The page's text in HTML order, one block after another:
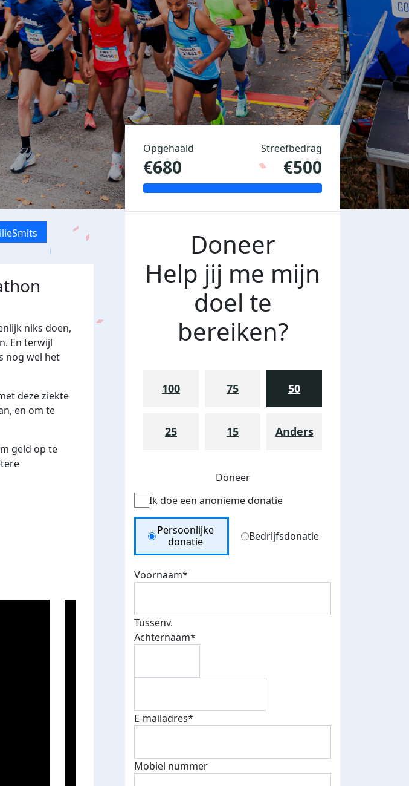
niks doen,
En terwijl
nog wel het
deze ziekte
en om te
geld op te
Opgehaald
€680
Streefbedrag
€500
Doneer
Help jij me mijn
doel te
bereiken?
100 75 50
25 15 Anders
Doneer
Ik doe een anonieme donatie
Donation Type
Persoonlijke
donatie
Bedrijfsdonatie
Voornaam*
Tussenv.
Achternaam*
E-mailadres*
Mobiel nummer